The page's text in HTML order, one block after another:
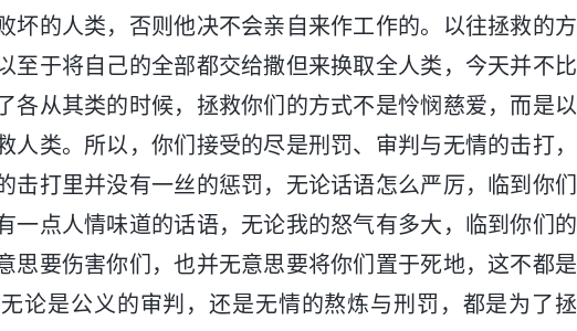
坏的人类，否则他决不会亲自来作工作的。以往拯救的方
至于将自己的全部都交给撒但来换取全人类，今天并不比
各从其类的时候，拯救你们的方式不是怜悯慈爱，而是以
人类。所以，你们接受的尽是刑罚、审判与无情的击打，
击打里并没有一丝的惩罚，无论话语怎么严厉，临到你们
一点人情味道的话语，无论我的怒气有多大，临到你们的
思要伤害你们，也并无意思要将你们置于死地，这不都是
论是公义的审判，还是无情的熬炼与刑罚，都是为了拯